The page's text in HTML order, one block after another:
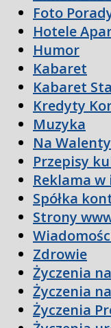
Foto
Hotele
Humor
Kabaret
Kabaret
Kredyty
Muzyka
Na
Przepisy
Reklama
Spółka
Strony
Zdrowie
Życzenia
Życzenia
Życzenia